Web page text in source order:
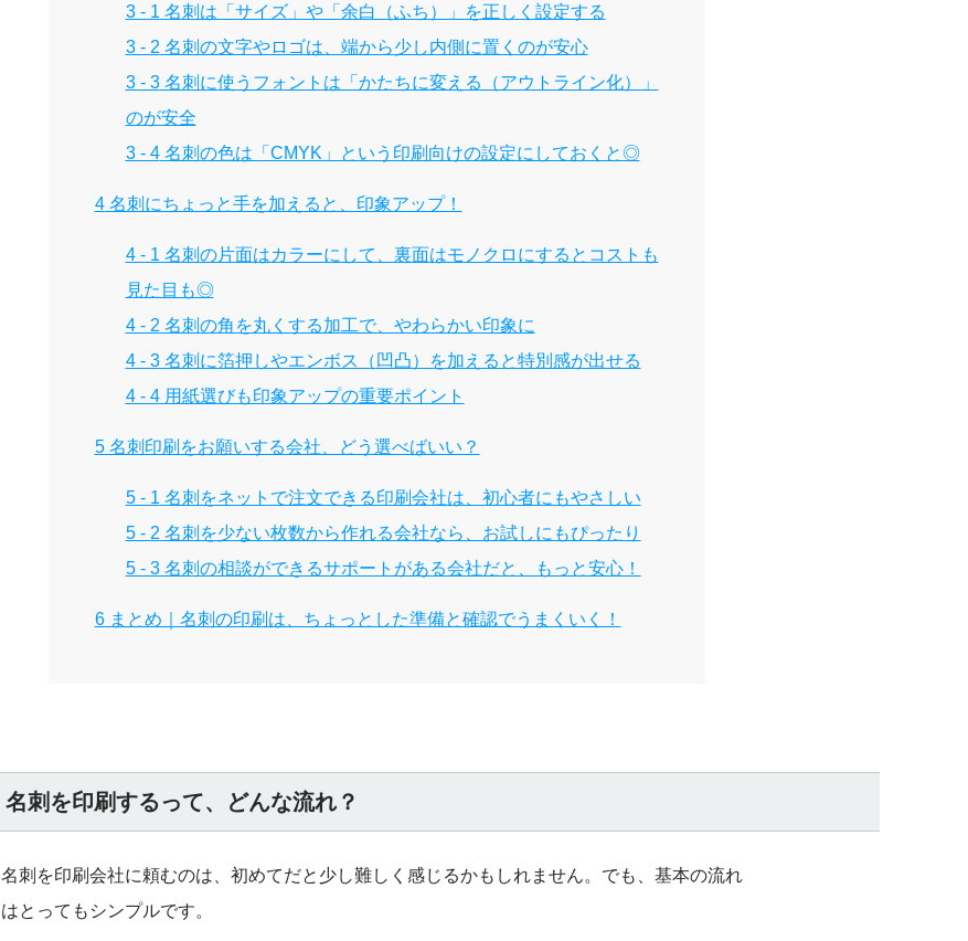
3 - 1 名刺は「サイズ」や「余白（ふち）」を正しく設定する
3 - 2 名刺の文字やロゴは、端から少し内側に置くのが安心
3 - 3名刺に使うフォントは「かたちに変える（アウトライン化）」
のが安全
3 - 4名刺の色は「CMYK」という印刷向けの設定にしておくと◎
4名刺にちょっと手を加えると、印象アップ！
4 - 1 名刺の片面はカラーにして、裏面はモノクロにするとコストも
見た目も◎
4 - 2 名刺の角を丸くする加工で、やわらかい印象に
4 - 3名刺に箔押しやエンボス（凹凸）を加えると特別感が出せる
4 - 4用紙選びも印象アップの重要ポイント
5名刺印刷をお願いする会社、どう選べばいい？
5 - 1 名刺をネットで注文できる印刷会社は、初心者にもやさしい
5 - 2 名刺を少ない枚数から作れる会社なら、お試しにもぴったり
5 - 3名刺の相談ができるサポートがある会社だと、もっと安心！
6まとめ｜名刺の印刷は、ちょっとした準備と確認でうまくいく！
名刺を印刷するって、どんな流れ？
名刺を印刷会社に頼むのは、初めてだと少し難しく感じるかもしれません。でも、基本の流れ
はとってもシンプルです。